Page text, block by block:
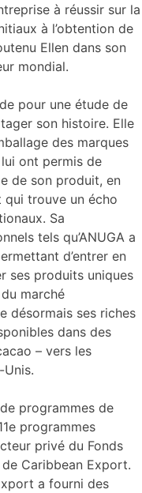
à réussir sur la
à l’obtention de
Ellen dans son
mondial.
pour une étude de
son histoire. Elle
des marques
ont permis de
de son produit, en
qui trouve un écho
Sa
tels qu’ANUGA a
d’entrer en
ses produits uniques
marché
désormais ses riches
dans des
– vers les
programmes de
programmes
privé du Fonds
Caribbean Export.
a fourni des